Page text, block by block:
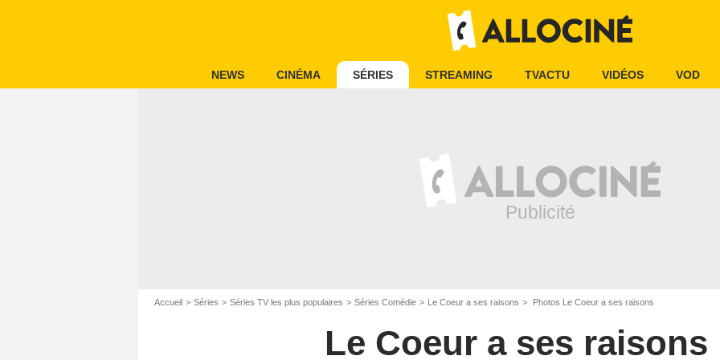
NEWS CINÉMA SÉRIES STREAMING TVACTU VIDÉOS VOD
Accueil Séries Séries TV les plus populaires Séries Comédie Le Coeur a ses raisons Photos Le Coeur a ses raisons
Le Coeur a ses raisons